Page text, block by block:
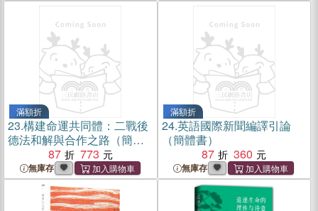
滿額折
23.構建命運共同體：二戰後
德法和解與合作之路（簡體
87 773
無庫存
滿額折
24.英語國際新聞編譯引論
（簡體書）
87
360
無庫存